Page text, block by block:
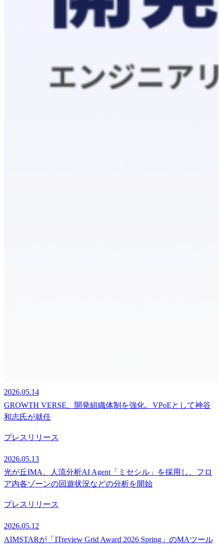
2026.05.14
GROWTH VERSE、開発組織体制を強化。VPoEとして神谷
和志氏が就任
プレスリリース
2026.05.13
光が丘IMA、人流分析AI Agent「ミセシル」を採用し、フロ
ア内各ゾーンの回遊状況などの分析を開始
プレスリリース
2026.05.12
AIMSTARが「ITreview Grid Award 2026 Spring」のMAツール